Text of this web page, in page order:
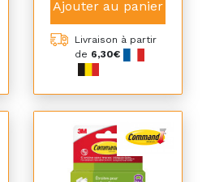
Ajouter au panier
Livraison à partir
de 6,30€